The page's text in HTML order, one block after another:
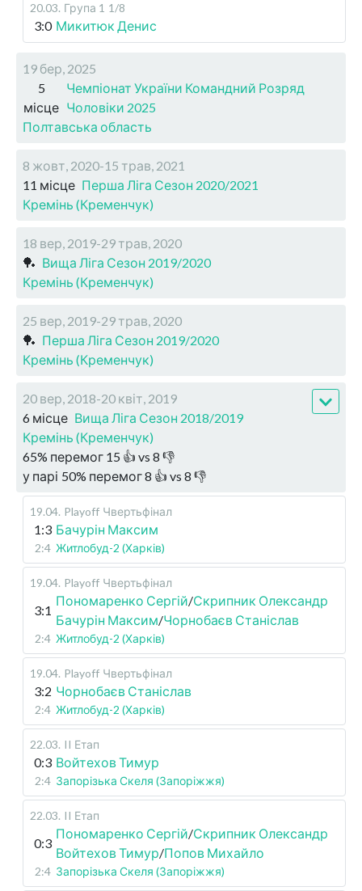
20.03. Група 1 1/8
3:0 Микитюк Денис
19 бер, 2025
5
місце
Чемпіонат України Командний Розряд
Чоловіки 2025
Полтавська область
8 жовт, 2020-15 трав, 2021
11 місце Перша Ліга Сезон 2020/2021
Кремінь (Кременчук)
18 вер, 2019-29 трав, 2020
🏓 Вища Ліга Сезон 2019/2020
Кремінь (Кременчук)
25 вер, 2019-29 трав, 2020
🏓 Перша Ліга Сезон 2019/2020
Кремінь (Кременчук)
20 вер, 2018-20 квіт, 2019
6 місце Вища Ліга Сезон 2018/2019
Кремінь (Кременчук)
65% перемог 15 👍 vs 8 👎
у парі 50% перемог8 👍 vs 8 👎
19.04. Playoff Чвертьфінал
1:3 Бачурін Максим
2:4 Житлобуд-2 (Харків)
19.04. Playoff Чвертьфінал
3:1
Пономаренко Сергій/Скрипник Олександр
Бачурін Максим/Чорнобаєв Станіслав
2:4 Житлобуд-2 (Харків)
19.04. Playoff Чвертьфінал
3:2 Чорнобаєв Станіслав
2:4 Житлобуд-2 (Харків)
22.03. II Етап
0:3 Войтехов Тимур
2:4 Запорізька Скеля (Запоріжжя)
22.03. II Етап
0:3
Пономаренко Сергій/Скрипник Олександр
Войтехов Тимур/Попов Михайло
2:4 Запорізька Скеля (Запоріжжя)